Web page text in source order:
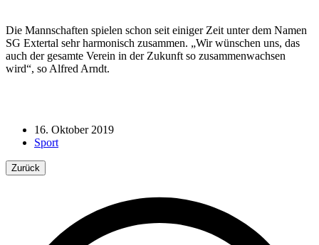
Die Mannschaften spielen schon seit einiger Zeit unter dem Namen
SG Extertal sehr harmonisch zusammen. „Wir wünschen uns, das
auch der gesamte Verein in der Zukunft so zusammenwachsen
wird“, so Alfred Arndt.
16. Oktober 2019
Sport